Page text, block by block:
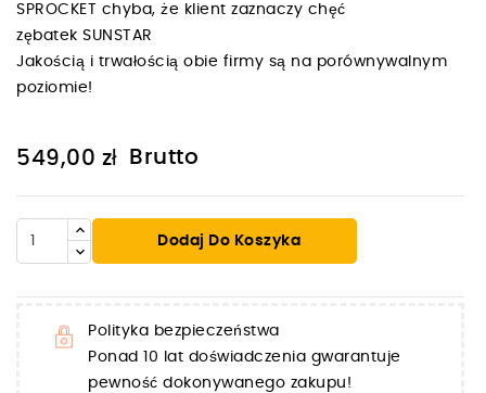
SPROCKET chyba, że klient zaznaczy chęć
zębatek SUNSTAR
Jakością i trwałością obie firmy są na porównywalnym
poziomie!
549,00 zł Brutto
Dodaj Do Koszyka
Polityka bezpieczeństwa
Ponad 10 lat doświadczenia gwarantuje
pewność dokonywanego zakupu!